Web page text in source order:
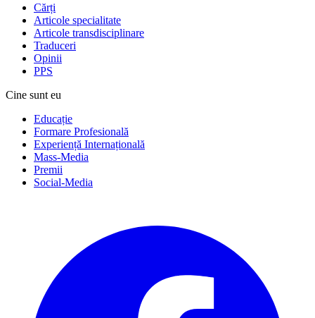
Cărți
Articole specialitate
Articole transdisciplinare
Traduceri
Opinii
PPS
Cine sunt eu
Educație
Formare Profesională
Experiență Internațională
Mass-Media
Premii
Social-Media